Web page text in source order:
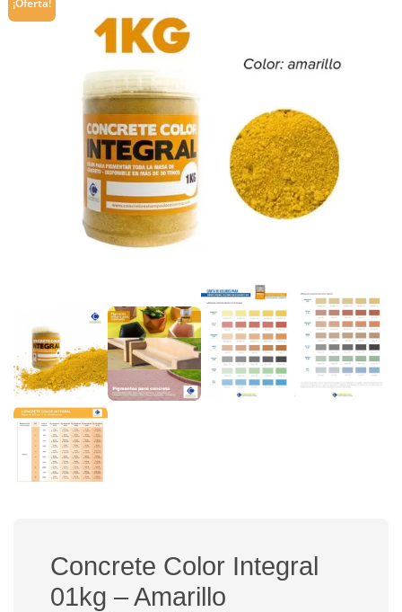
¡Oferta!
Concrete Color Integral
01kg – Amarillo